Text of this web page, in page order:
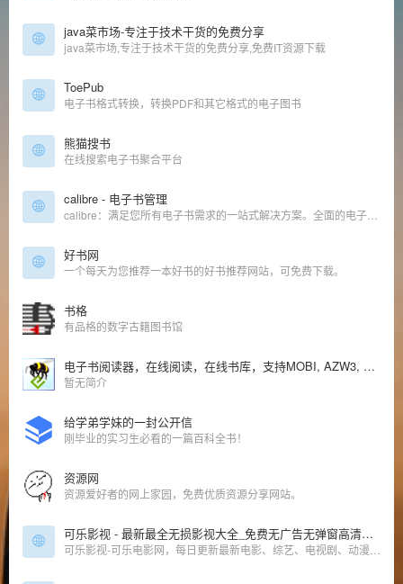
java菜市场-专注于技术干货的免费分享
java菜市场,专注于技术干货的免费分享,免费IT资源下载
ToePub
电子书格式转换，转换PDF和其它格式的电子图书
熊猫搜书
在线搜索电子书聚合平台
calibre - 电子书管理
好书网
一个每天为您推荐一本好书的好书推荐网站，可免费下载。
书格
有品格的数字古籍图书馆
电子书阅读器，在线阅读，在线书库，支持MOBI, AZW3, EPUB, TXT, PRC等
暂无简介
给学弟学妹的一封公开信
刚毕业的实习生必看的一篇百科全书！
资源网
资源爱好者的网上家园，免费优质资源分享网站。
可乐影视 - 最新最全无损影视大全_免费无广告无弹窗高清在线观看、下载